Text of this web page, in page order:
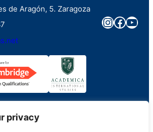
privacy
de Aragón, 5. Zaragoza